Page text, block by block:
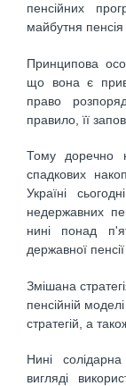
пенсійних
майбутня
Принципова
що вона є
право
правило, її
Тому доречно
спадкових
Україні
недержавних
нині понад
державної
Змішана
пенсійній
стратегій, а
Нині
вигляді